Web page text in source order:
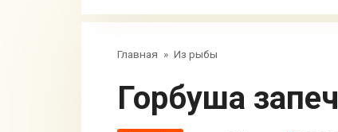
Главная » Из рыбы
Горбуша